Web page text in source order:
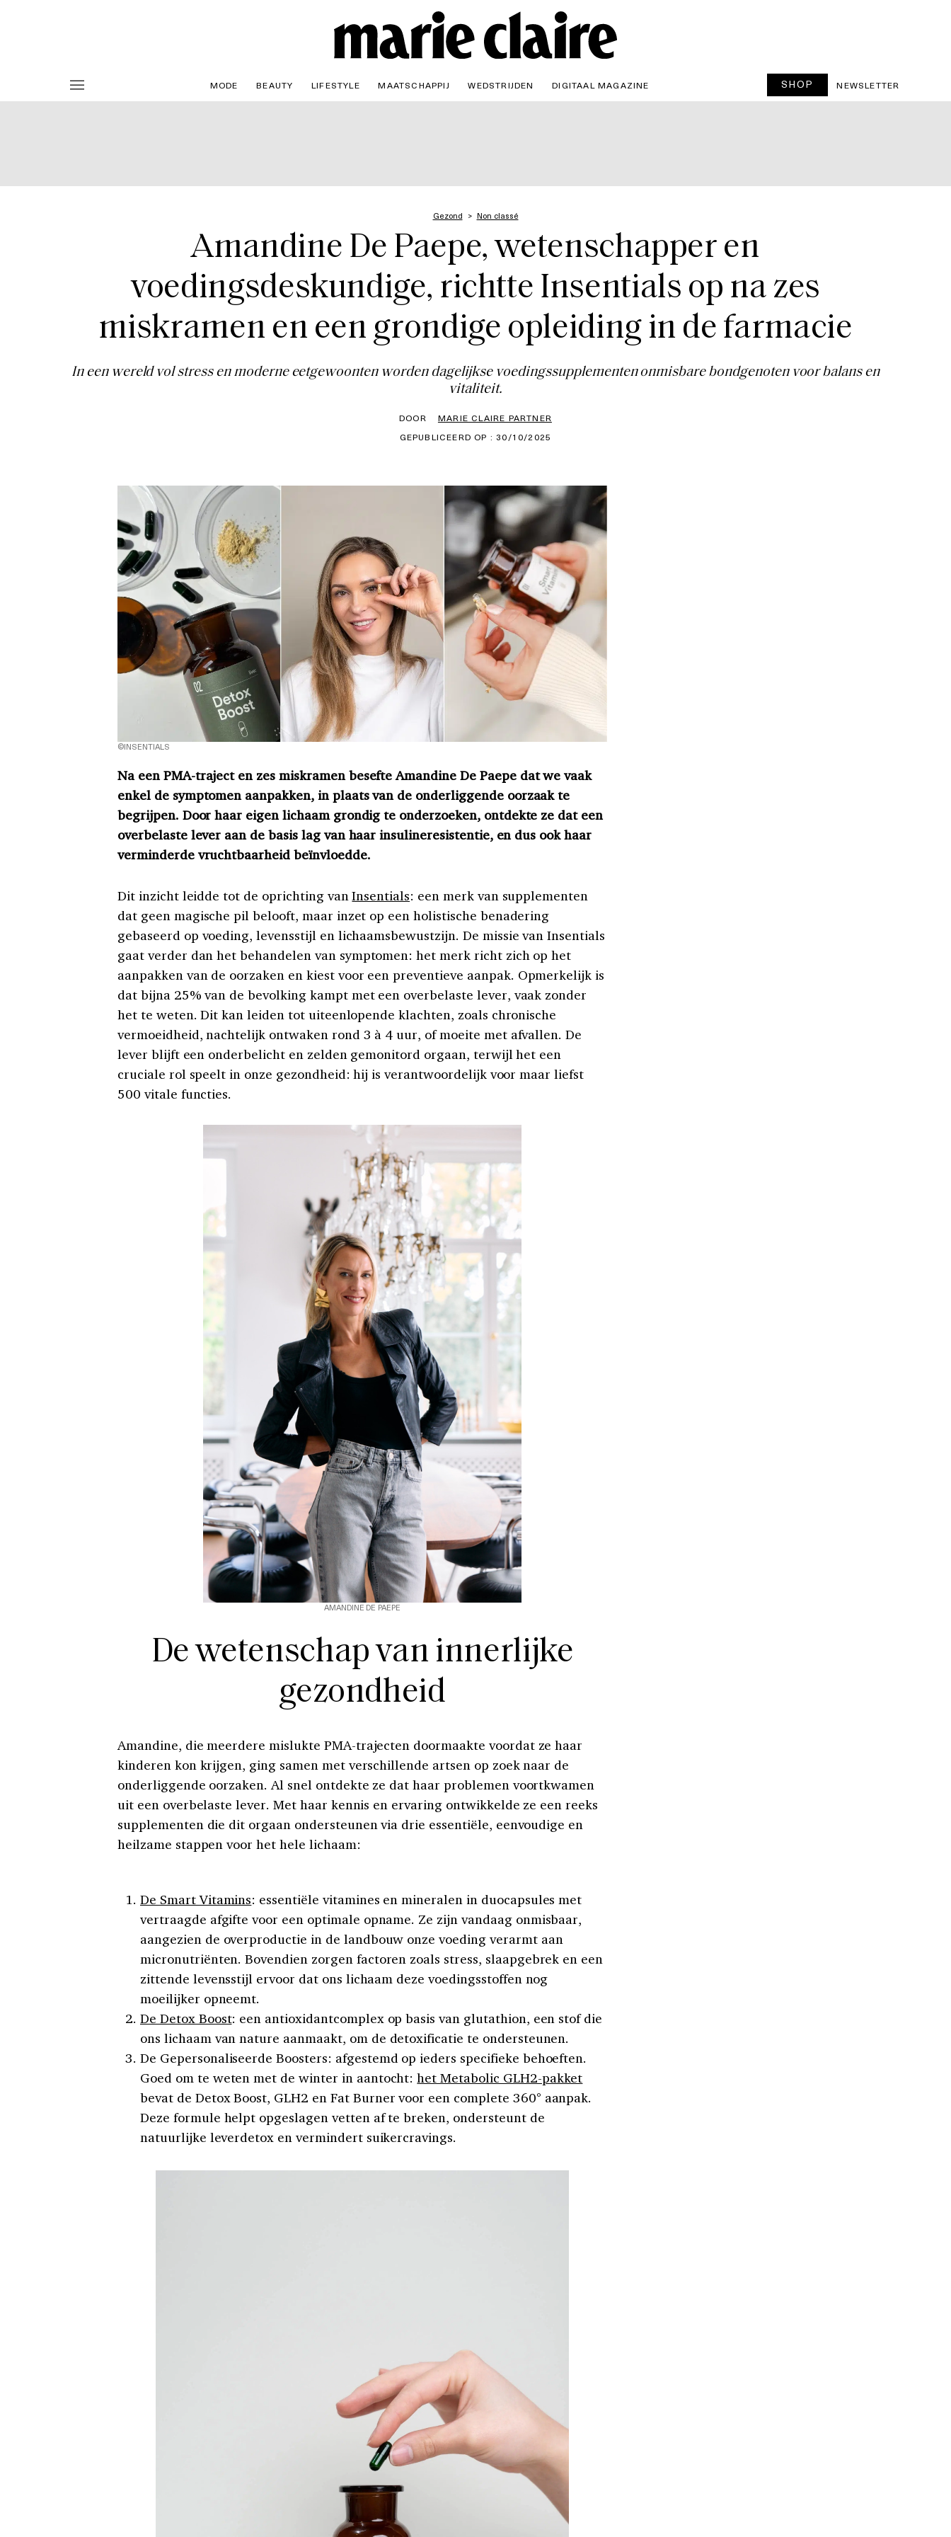
MODE BEAUTY LIFESTYLE MAATSCHAPPIJ WEDSTRIJDEN DIGITAAL MAGAZINE SHOP NEWSLETTER
Gezond Non classé
Amandine De Paepe, wetenschapper en
voedingsdeskundige, richtte Insentials op na zes
miskramen en een grondige opleiding in de farmacie
In een wereld vol stress en moderne eetgewoonten worden dagelijkse voedingssupplementen onmisbare bondgenoten voor balans en
vitaliteit.
DOOR
MARIE CLAIRE PARTNER
GEPUBLICEERD OP : 30/10/2025
©INSENTIALS
Na een PMA-traject en zes miskramen besefte Amandine De Paepe dat we vaak
enkel de symptomen aanpakken, in plaats van de onderliggende oorzaak te
begrijpen. Door haar eigen lichaam grondig te onderzoeken, ontdekte ze dat een
overbelaste lever aan de basis lag van haar insulineresistentie, en dus ook haar
verminderde vruchtbaarheid beïnvloedde.
Dit inzicht leidde tot de oprichting vanInsentials: een merk van supplementen
dat geen magische pil belooft, maar inzet op een holistische benadering
gebaseerd op voeding, levensstijl en lichaamsbewustzijn. De missie van Insentials
gaat verder dan het behandelen van symptomen: het merk richt zich op het
aanpakken van de oorzaken en kiest voor een preventieve aanpak. Opmerkelijk is
dat bijna 25% van de bevolking kampt met een overbelaste lever, vaak zonder
het te weten. Dit kan leiden tot uiteenlopende klachten, zoals chronische
vermoeidheid, nachtelijk ontwaken rond 3 à 4 uur, of moeite met afvallen. De
lever blijft een onderbelicht en zelden gemonitord orgaan, terwijl het een
cruciale rol speelt in onze gezondheid: hij is verantwoordelijk voor maar liefst
500 vitale functies.
AMANDINE DE PAEPE
De wetenschap van innerlijke
gezondheid
Amandine, die meerdere mislukte PMA-trajecten doormaakte voordat ze haar
kinderen kon krijgen, ging samen met verschillende artsen op zoek naar de
onderliggende oorzaken. Al snel ontdekte ze dat haar problemen voortkwamen
uit een overbelaste lever. Met haar kennis en ervaring ontwikkelde ze een reeks
supplementen die dit orgaan ondersteunen via drie essentiële, eenvoudige en
heilzame stappen voor het hele lichaam:
De Smart Vitamins: essentiële vitamines en mineralen in duocapsules met
vertraagde afgifte voor een optimale opname. Ze zijn vandaag onmisbaar,
aangezien de overproductie in de landbouw onze voeding verarmt aan
micronutriënten. Bovendien zorgen factoren zoals stress, slaapgebrek en een
zittende levensstijl ervoor dat ons lichaam deze voedingsstoffen nog
moeilijker opneemt.
De Detox Boost: een antioxidantcomplex op basis van glutathion, een stof die
ons lichaam van nature aanmaakt, om de detoxificatie te ondersteunen.
De Gepersonaliseerde Boosters: afgestemd op ieders specifieke behoeften.
Goed om te weten met de winter in aantocht:het Metabolic GLH2-pakket
bevat de Detox Boost, GLH2 en Fat Burner voor een complete 360° aanpak.
Deze formule helpt opgeslagen vetten af te breken, ondersteunt de
natuurlijke leverdetox en vermindert suikercravings.